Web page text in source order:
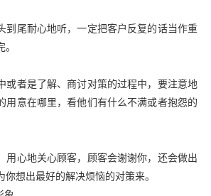
到尾耐心地听，一定把客户反复的话当作重
或者是了解、商讨对策的过程中，要注意地
用意在哪里，看他们有什么不满或者抱怨的
用心地关心顾客，顾客会谢谢你，还会做出
想出最好的解决烦恼的对策来。